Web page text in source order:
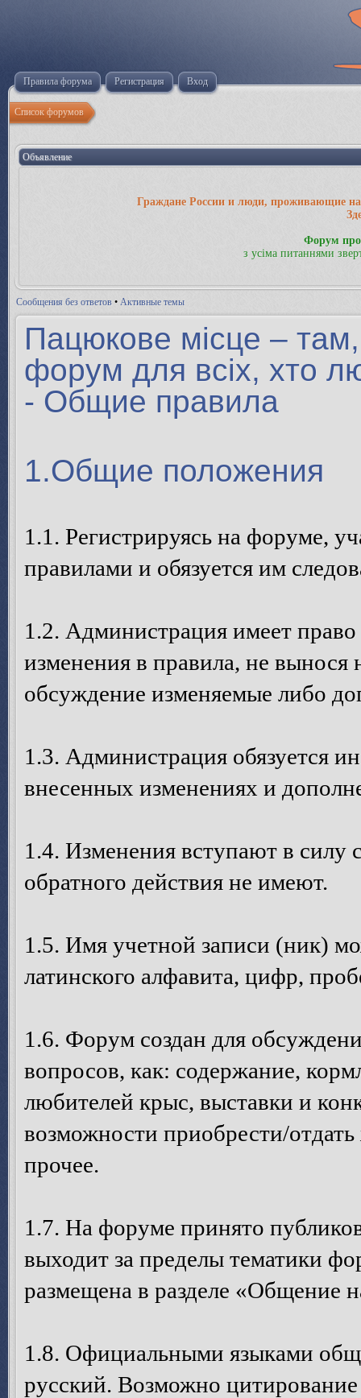
Правила форума Регистрация Вход
Список форумов
Объявление
Граждане России и люди, проживающие на
Форум
з усіма питаннями
Сообщения без ответов • Активные темы
Пацюкове місце –
форум для всіх, хто
- Общие правила
1.Общие положения
1.1. Регистрируясь на форуме,
правилами и обязуется им
1.2. Администрация имеет
изменения в правила, не вынося
обсуждение изменяемые либо
1.3. Администрация обязуется
внесенных изменениях и
1.4. Изменения вступают в силу
обратного действия не имеют.
1.5. Имя учетной записи (ник)
латинского алфавита, цифр,
1.6. Форум создан для
вопросов, как: содержание,
любителей крыс, выставки и
возможности приобрести/
прочее.
1.7. На форуме принято
выходит за пределы тематики
размещена в разделе «Общение
1.8. Официальными языками
русский. Возможно цитирование